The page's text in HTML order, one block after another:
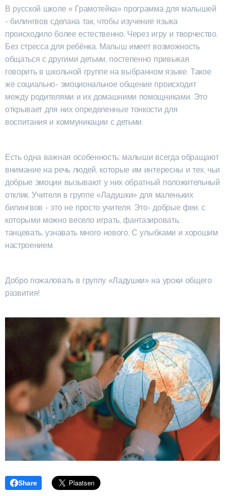
В русской школе « Грамотейка» программа для малышей
- билингвов сделана так, чтобы изучение языка
происходило более естественно. Через игру и творчество.
Без стресса для ребёнка. Малыш имеет возможность
общаться с другими детьми, постепенно привыкая
говорить в школьной группе на выбранном языке. Такое
же социально- эмоциональное общение происходит
между родителями и их домашними помощниками. Это
открывает для них определенные тонкости для
воспитания и коммуникации с детьми.
Есть одна важная особенность: малыши всегда обращают
внимание на речь людей, которые им интересны и тех, чьи
добрые эмоции вызывают у них обратный положительный
отклик. Учителя в группе «Ладушки» для маленьких
билингвов - это не просто учителя. Это- добрые феи, с
которыми можно весело играть, фантазировать,
танцевать, узнавать много нового. С улыбками и хорошим
настроением.
Добро пожаловать в группу «Ладушки» на уроки общего
развития! ❤️
Share